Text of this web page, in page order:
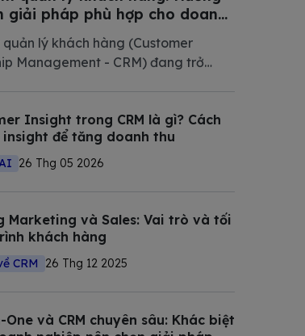
giải pháp phù hợp cho doanh
Nam 2026
quản lý khách hàng (Customer
Management - CRM) đang trở
này, Bizfly tổng hợp và phân tích
giải pháp CRM tốt nhất
Insight trong CRM là gì? Cách
để tăng doanh thu
26 Thg 05 2026
Marketing và Sales: Vai trò và tối
khách hàng
CRM 26 Thg 12 2025
One và CRM chuyên sâu: Khác biệt